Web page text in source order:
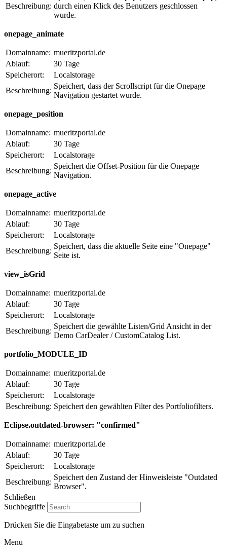
Beschreibung: durch einen Klick des Benutzers geschlossen
wurde.
onepage_animate
Domainname: mueritzportal.de
Ablauf:
30 Tage
Speicherort:
Localstorage
Beschreibung:
Speichert, dass der Scrollscript für die Onepage
Navigation gestartet wurde.
onepage_position
Domainname: mueritzportal.de
Ablauf:
30 Tage
Speicherort:
Localstorage
Beschreibung:
Speichert die Offset-Position für die Onepage
Navigation.
onepage_active
Domainname: mueritzportal.de
Ablauf:
30 Tage
Speicherort:
Localstorage
Beschreibung:
Speichert, dass die aktuelle Seite eine "Onepage"
Seite ist.
view_isGrid
Domainname: mueritzportal.de
Ablauf:
30 Tage
Speicherort:
Localstorage
Beschreibung:
Speichert die gewählte Listen/Grid Ansicht in der
Demo CarDealer / CustomCatalog List.
portfolio_MODULE_ID
Domainname: mueritzportal.de
Ablauf:
30 Tage
Speicherort:
Localstorage
Beschreibung: Speichert den gewählten Filter des Portfoliofilters.
Eclipse.outdated-browser: "confirmed"
Domainname: mueritzportal.de
Ablauf:
30 Tage
Speicherort:
Localstorage
Beschreibung:
Speichert den Zustand der Hinweisleiste "Outdated
Browser".
Schließen
Suchbegriffe
Drücken Sie die Eingabetaste um zu suchen
Menu